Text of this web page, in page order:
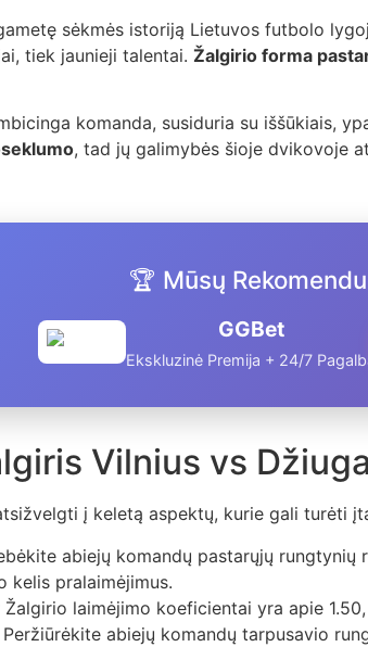
sėkmės istoriją Lietuvos futbolo
tiek jaunieji talentai. Žalgirio forma
komanda, susiduria su iššūkiais,
, tad jų galimybės šioje dvikovoje
🏆 Mūsų
GGBet
Ekskluzinė Premija + 24/7
Vilnius vs
į keletą aspektų, kurie gali turėti
abiejų komandų pastarųjų
kelis pralaimėjimus.
Žalgirio laimėjimo koeficientai yra apie
Peržiūrėkite abiejų komandų tarpusavio